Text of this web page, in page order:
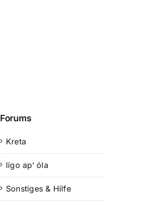
Forums
Kreta
lígo ap‘ óla
Sonstiges & Hilfe